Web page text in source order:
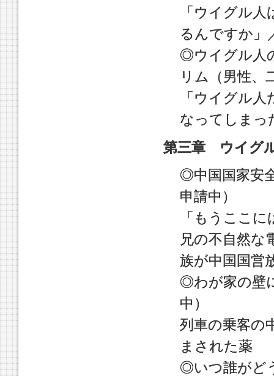
「ウイグル
るんですか」
◎ウイグル人
リム（男性、
「ウイグル
なってしまっ
第三章 ウイグ
◎中国国家安
申請中）
「もうここ
兄の不自然な
族が中国国営
◎わが家の壁
中）
列車の乗客の
まされた薬
◎いつ誰がど